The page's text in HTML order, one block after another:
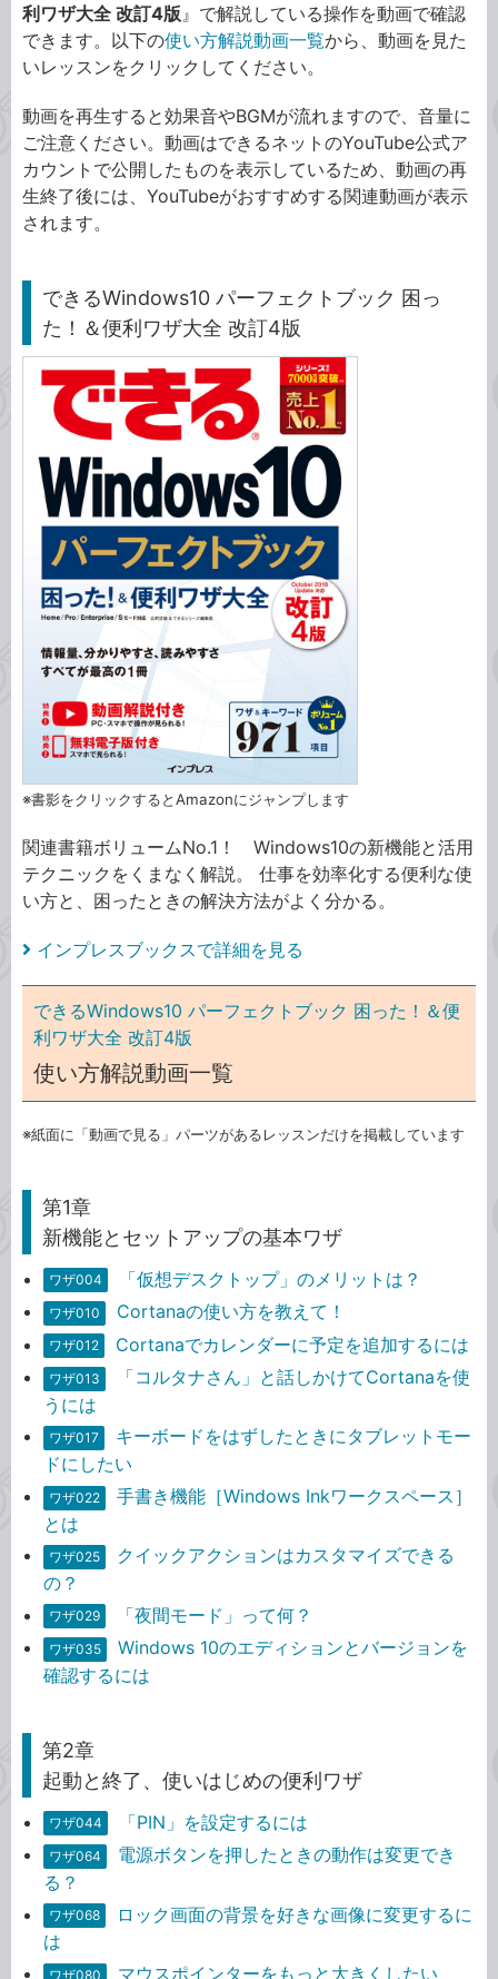
利ワザ大全 改訂4版』で解説している操作を動画で確認
できます。以下の使い方解説動画一覧から、動画を見た
いレッスンをクリックしてください。
動画を再生すると効果音やBGMが流れますので、音量に
ご注意ください。動画はできるネットのYouTube公式ア
カウントで公開したものを表示しているため、動画の再
生終了後には、YouTubeがおすすめする関連動画が表示
されます。
できるWindows10 パーフェクトブック 困っ
た！＆便利ワザ大全 改訂4版
※書影をクリックするとAmazonにジャンプします
関連書籍ボリュームNo.1！ Windows10の新機能と活用
テクニックをくまなく解説。 仕事を効率化する便利な使
い方と、困ったときの解決方法がよく分かる。
インプレスブックスで詳細を見る
できるWindows10 パーフェクトブック 困った！＆便
利ワザ大全 改訂4版
使い方解説動画一覧
※紙面に「動画で見る」パーツがあるレッスンだけを掲載しています
第1章
新機能とセットアップの基本ワザ
ワザ004 「仮想デスクトップ」のメリットは？
ワザ010 Cortanaの使い方を教えて！
ワザ012 Cortanaでカレンダーに予定を追加するには
ワザ013
「コルタナさん」と話しかけてCortanaを使
うには
ワザ017
キーボードをはずしたときにタブレットモー
ドにしたい
ワザ022
手書き機能［Windows Inkワークスペース］
とは
ワザ025
クイックアクションはカスタマイズできる
の？
ワザ029 「夜間モード」って何？
ワザ035
Windows 10のエディションとバージョンを
確認するには
第2章
起動と終了、使いはじめの便利ワザ
ワザ044 「PIN」を設定するには
ワザ064
電源ボタンを押したときの動作は変更でき
る？
ワザ068
ロック画面の背景を好きな画像に変更するに
は
ワザ080 マウスポインターをもっと大きくしたい